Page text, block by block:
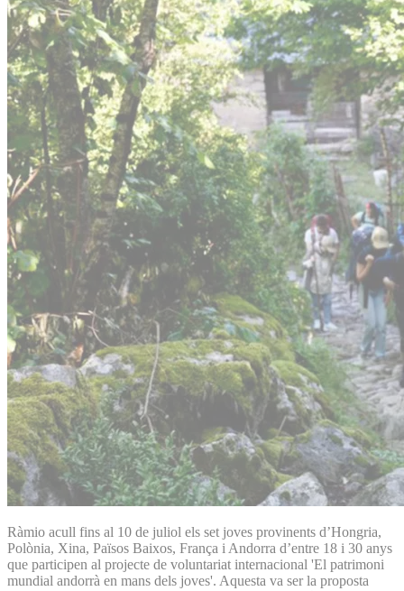
Ràmio acull fins al 10 de juliol els set joves provinents d’Hongria,
Polònia, Xina, Països Baixos, França i Andorra d’entre 18 i 30 anys
que participen al projecte de voluntariat internacional 'El patrimoni
mundial andorrà en mans dels joves'. Aquesta va ser la proposta